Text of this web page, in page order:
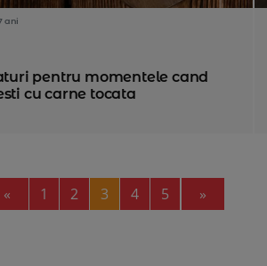
ani
pentru momentele cand
cu carne tocata
« Previous
1 2 3 4 5 »